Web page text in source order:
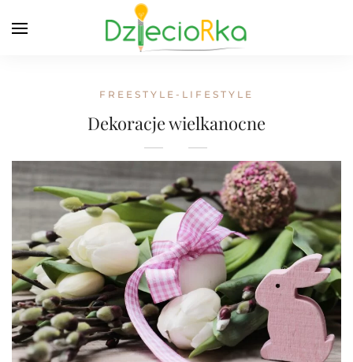
FREESTYLE-LIFESTYLE
Dekoracje wielkanocne